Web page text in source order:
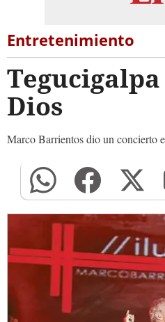
Entretenimiento
Dios
Marco Barrientos dio un concierto